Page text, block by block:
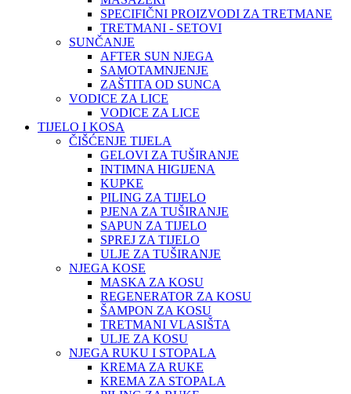
SPECIFIČNI PROIZVODI ZA TRETMANE
TRETMANI - SETOVI
SUNČANJE
AFTER SUN NJEGA
SAMOTAMNJENJE
ZAŠTITA OD SUNCA
VODICE ZA LICE
VODICE ZA LICE
TIJELO I KOSA
ČIŠĆENJE TIJELA
GELOVI ZA TUŠIRANJE
INTIMNA HIGIJENA
KUPKE
PILING ZA TIJELO
PJENA ZA TUŠIRANJE
SAPUN ZA TIJELO
SPREJ ZA TIJELO
ULJE ZA TUŠIRANJE
NJEGA KOSE
MASKA ZA KOSU
REGENERATOR ZA KOSU
ŠAMPON ZA KOSU
TRETMANI VLASIŠTA
ULJE ZA KOSU
NJEGA RUKU I STOPALA
KREMA ZA RUKE
KREMA ZA STOPALA